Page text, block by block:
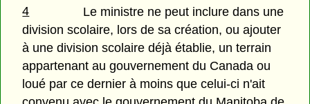
4
Le ministre ne peut inclure dans une
division scolaire, lors de sa création, ou ajouter
à une division scolaire déjà établie, un terrain
appartenant au gouvernement du Canada ou
loué par ce dernier à moins que celui-ci n'ait